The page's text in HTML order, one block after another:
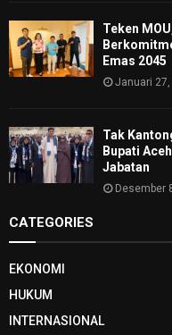
Teken
Emas 2045
Januari 27,
Tak
Bupati
Jabatan
Desember
CATEGORIES
EKONOMI
HUKUM
INTERNASIONAL